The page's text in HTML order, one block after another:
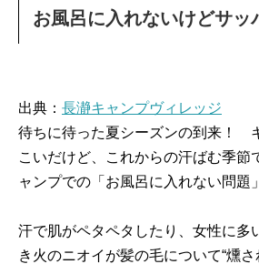
お風呂に入れないけどサッ
出典： 長瀞キャンプヴィレッジ
待ちに待った夏シーズンの到来！
こいだけど、これからの汗ばむ季節
ャンプでの「お風呂に入れない問題
汗で肌がペタペタしたり、女性に多
き火のニオイが髪の毛について“燻さ